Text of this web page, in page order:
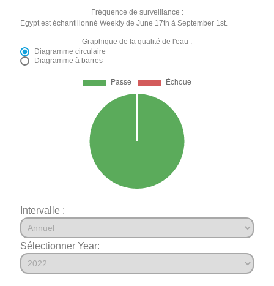
Fréquence de surveillance :
Egypt est échantillonné Weekly de June 17th à September 1st.
Graphique de la qualité de l'eau :
Diagramme circulaire
Diagramme à barres
Intervalle :
Sélectionner Year: